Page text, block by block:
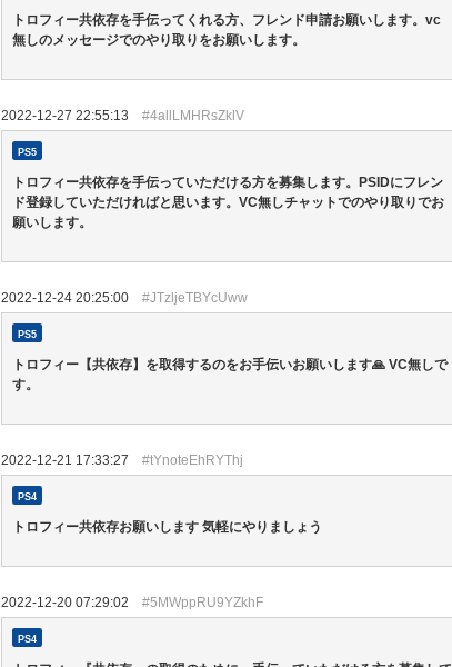
トロフィー共依存を手伝ってくれる方、フレンド申請お願いします。vc
無しのメッセージでのやり取りをお願いします。
2022-12-27 22:55:13 #4allLMHRsZklV
PS5
トロフィー共依存を手伝っていただける方を募集します。PSIDにフレン
ド登録していただければと思います。VC無しチャットでのやり取りでお
願いします。
2022-12-24 20:25:00 #JTzljeTBYcUww
PS5
トロフィー【共依存】を取得するのをお手伝いお願いします🙏 VC無しで
す。
2022-12-21 17:33:27 #tYnoteEhRYThj
PS4
トロフィー共依存お願いします 気軽にやりましょう
2022-12-20 07:29:02 #5MWppRU9YZkhF
PS4